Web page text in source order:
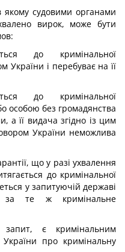
судовими органами
вирок, може бути
до кримінальної
України і перебуває на її
до кримінальної
особою без громадянства
а її видача згідно із цим
України неможлива
що у разі ухвалення
до кримінальної
у запитуючій державі
за те ж кримінальне
запит, є кримінальним
про кримінальну